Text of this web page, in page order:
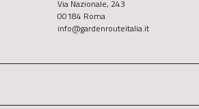
Via Nazionale, 243
00184 Roma
info@gardenrouteitalia.it